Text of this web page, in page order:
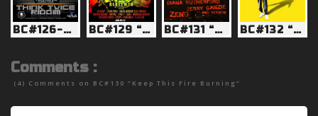
BC#126-Remix : Reggae Music more & more... & more !!! BC#129 “Tired of the Babylon system” BC#131 “Tek It To The Heights” BC#132 “The more dem a fight we, the stronger we get”
Comments :
(4) Comments on BC#130 “Keep This Fire Burning”